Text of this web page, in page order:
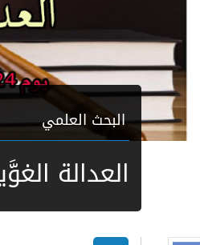
البحث العلمي
العدالة